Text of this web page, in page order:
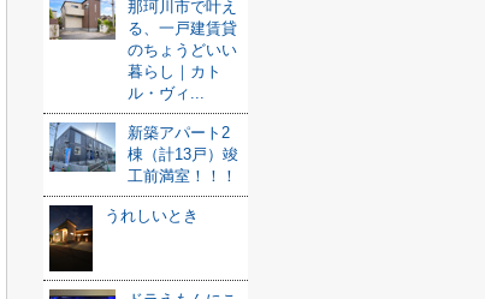
那珂川市で叶え
る、一戸建賃貸
のちょうどいい
暮らし｜カト
ル・ヴィ...
新築アパート2
棟（計13戸）竣
工前満室！！！
うれしいとき